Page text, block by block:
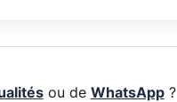
ou de WhatsApp?